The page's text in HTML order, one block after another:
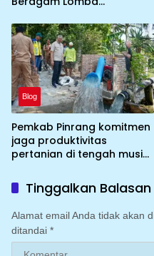
Olahraga
Blog
Pemkab Pinrang komitmen
jaga produktivitas
pertanian di tengah musim
mengoptimalkan program
Irigasi perpompaan
Tinggalkan Balasan
Alamat email Anda tidak akan
ditandai *